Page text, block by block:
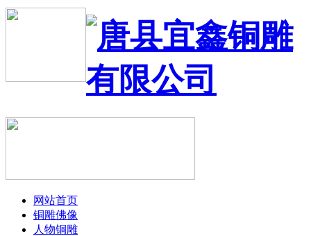
网站首页
铜雕佛像
人物铜雕